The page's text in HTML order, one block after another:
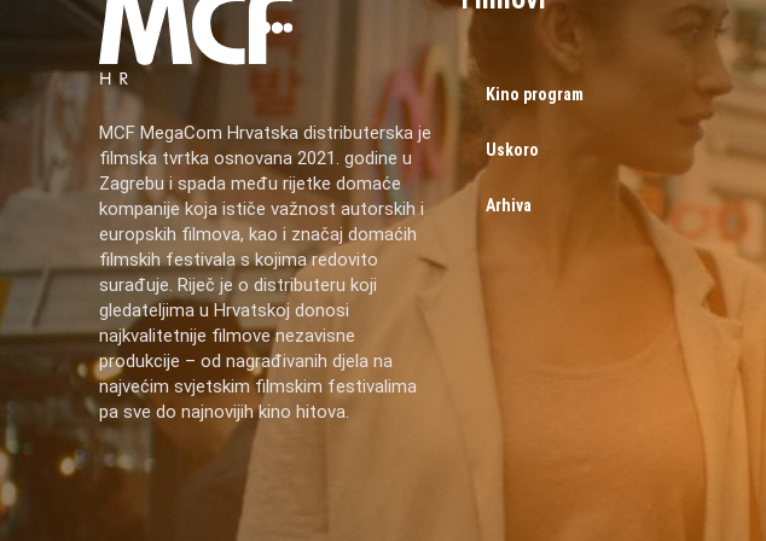
MCF MegaCom Hrvatska distributerska je
filmska tvrtka osnovana 2021. godine u
Zagrebu i spada među rijetke domaće
kompanije koja ističe važnost autorskih i
europskih filmova, kao i značaj domaćih
filmskih festivala s kojima redovito
surađuje. Riječ je o distributeru koji
gledateljima u Hrvatskoj donosi
najkvalitetnije filmove nezavisne
produkcije – od nagrađivanih djela na
najvećim svjetskim filmskim festivalima
pa sve do najnovijih kino hitova.
Kino program
Uskoro
Arhiva